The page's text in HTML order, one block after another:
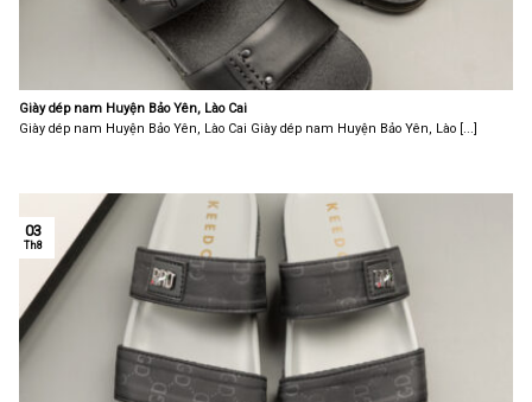
Giày dép nam Huyện Bảo Yên, Lào Cai
Giày dép nam Huyện Bảo Yên, Lào Cai Giày dép nam Huyện Bảo Yên, Lào [...]
03
Th8